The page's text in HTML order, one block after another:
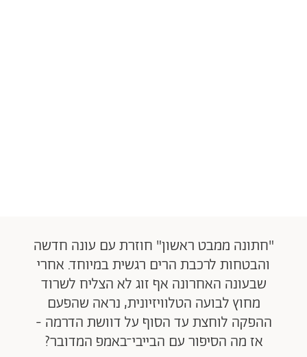
"חתונה ממבט ראשון" חוזרת עם עונה חדשה
והבטחות לרכבת הרים רגשית במיוחד. אחרי
שבעונה האחרונה אף זוג לא הצליח לשרוד
מחוץ לבועה הטלוויזיונית, נראה שהפעם
ההפקה לוחצת עד הסוף על דוושת הדרמה -
אז מה הסיפור עם הבייבי־באמפ המדובר?